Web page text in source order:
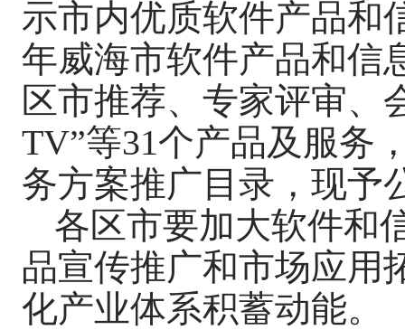
示市内优质软件产品和
年威海市软件产品和信
区市推荐、专家评审、
TV”等31个产品及服务
务方案推广目录，现予
各区市要加大软件和
品宣传推广和市场应用
化产业体系积蓄动能。